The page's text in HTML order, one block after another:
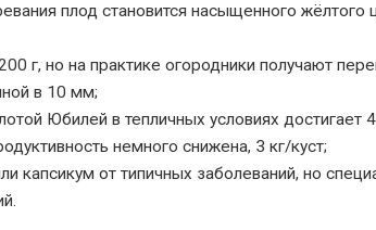
плод становится насыщенного жёлтого
г, но на практике огородники получают
в 10 мм;
Юбилей в тепличных условиях достигает
немного снижена, 3 кг/куст;
капсикум от типичных заболеваний, но